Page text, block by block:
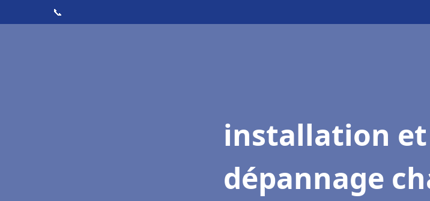
📞
installation et
dépannage